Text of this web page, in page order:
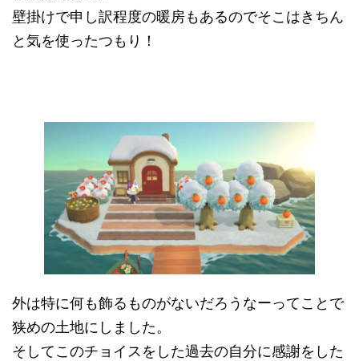
壁掛けで申し訳程度の暖房もあるのでそこはきちん
と気を使ったつもり！
外は特に何も飾るものがないだろうなーってことで
狭めの土地にしました。
そしてこのチョイスをした過去の自分に感謝をした